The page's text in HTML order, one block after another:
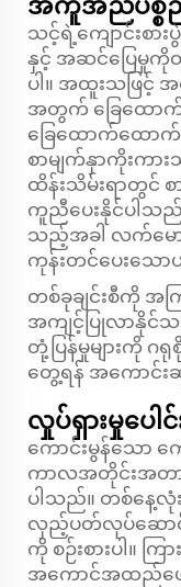
အကူအညီပစ္စည်
သင့်ရဲ့ကျောင်းစာ
နှင့် အဆင်ပြေမှုကိုတို
ပါ။ အထူးသဖြင့် အ
အတွက် ခြေထောက်
ခြေထောက်ထောက်
စာမျက်နှာကိုးက
ထိန်းသိမ်းရာတွင်
ကူညီပေးနိုင်ပါသ
သည့်အခါ လက်မေ
ကုန်းတင်ပေးသောပ
တစ်ခုချင်းစီကို အက
အကျင့်ပြုလာနိုင်သ
တုံ့ပြန်မှုများကို ဂ
တွေ့ရန် အကောင်းဆုံ
လှုပ်ရှားမှုပေါင်
ကောင်းမွန်သော က
ကာလအတိုင်းအတာ
ပါသည်။ တစ်နေ့လုံး
လှည့်ပတ်လုပ်ဆောင်နို
ကို စဉ်းစားပါ။ ကြ
အကောင်အထည်ဖော်